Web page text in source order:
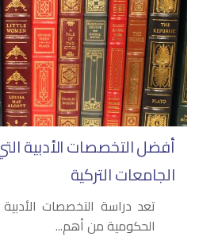
أفضل التخصصات الأدبية
الجامعات التركية
تعد دراسة التخصصات
الحكومية من أهم...